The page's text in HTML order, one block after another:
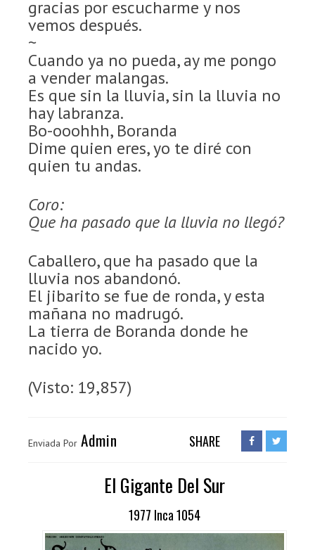
gracias por escucharme y nos
vemos después.
~
Cuando ya no pueda, ay me pongo
a vender malangas.
Es que sin la lluvia, sin la lluvia no
hay labranza.
Bo-ooohhh, Boranda
Dime quien eres, yo te diré con
quien tu andas.
Coro:
Que ha pasado que la lluvia no llegó?
Caballero, que ha pasado que la
lluvia nos abandonó.
El jibarito se fue de ronda, y esta
mañana no madrugó.
La tierra de Boranda donde he
nacido yo.
(Visto: 19,857)
Enviada Por Admin SHARE
El Gigante Del Sur
1977 Inca 1054